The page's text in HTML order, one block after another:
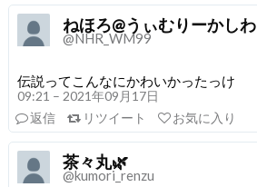
ねほろ@うぃむりーかしわ
@NHR_WM99
伝説ってこんなにかわいかったっけ
09:21 – 2021年09月17日
返信
リツイート お気に入り
茶々丸🌿
@kumori_renzu